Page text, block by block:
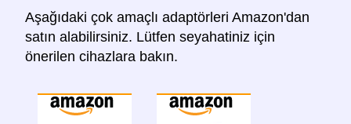
Aşağıdaki çok amaçlı adaptörleri Amazon'dan
satın alabilirsiniz. Lütfen seyahatiniz için
önerilen cihazlara bakın.